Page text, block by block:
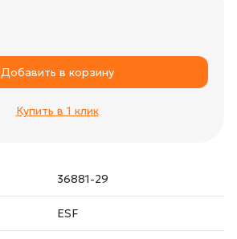
36881-29
ESF
Добавить в корзину
Купить в 1 клик